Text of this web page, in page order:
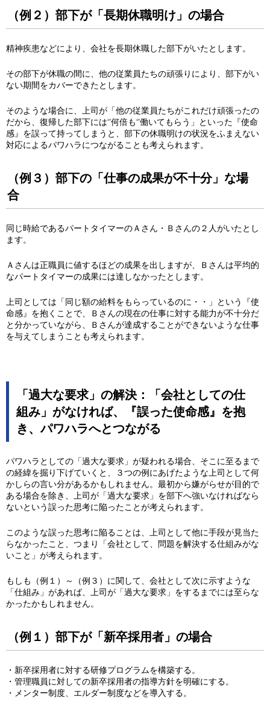
（例２）部下が「長期休職明け」の場合
精神疾患などにより、会社を長期休職した部下がいたとします。
その部下が休職の間に、他の従業員たちの頑張りにより、部下がい
ない期間をカバーできたとします。
そのような場合に、上司が「他の従業員たちがこれだけ頑張ったの
だから、復帰した部下には‘’何倍も‘’働いてもらう」といった『使命
感』を誤って持ってしまうと、部下の休職明けの状況をふまえない
対応によるパワハラにつながることも考えられます。
（例３）部下の「仕事の成果が不十分」な場
合
同じ時給であるパートタイマーのＡさん・Ｂさんの２人がいたとし
ます。
Ａさんは正職員に値するほどの成果を出しますが、Ｂさんは平均的
なパートタイマーの成果には達しなかったとします。
上司としては「同じ額の給料をもらっているのに・・」という『使
命感』を抱くことで、Ｂさんの現在の仕事に対する能力が不十分だ
と分かっていながら、Ｂさんが達成することができないような仕事
を与えてしまうことも考えられます。
「過大な要求」の解決：「会社としての仕
組み」がなければ、『誤った使命感』を抱
き、パワハラへとつながる
パワハラとしての「過大な要求」が疑われる場合、そこに至るまで
の経緯を掘り下げていくと、３つの例にあげたような上司として何
かしらの言い分があるかもしれません。最初から嫌がらせが目的で
ある場合を除き、上司が「過大な要求」を部下へ強いなければなら
ないという誤った思考に陥ったことが考えられます。
このような誤った思考に陥ることは、上司として他に手段が見当た
らなかったこと、つまり「会社として、問題を解決する仕組みがな
いこと」が考えられます。
もしも（例１）～（例３）に関して、会社として次に示すような
「仕組み」があれば、上司が「過大な要求」をするまでには至らな
かったかもしれません。
（例１）部下が「新卒採用者」の場合
・新卒採用者に対する研修プログラムを構築する。
・管理職員に対しての新卒採用者の指導方針を明確にする。
・メンター制度、エルダー制度などを導入する。